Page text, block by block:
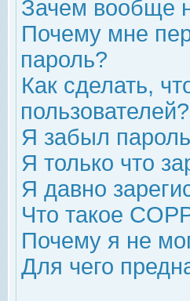
Зачем вообще
Почему мне
пароль?
Как сделать,
пользователей?
Я забыл
Я только что
Я давно
Что такое
Почему я не
Для чего